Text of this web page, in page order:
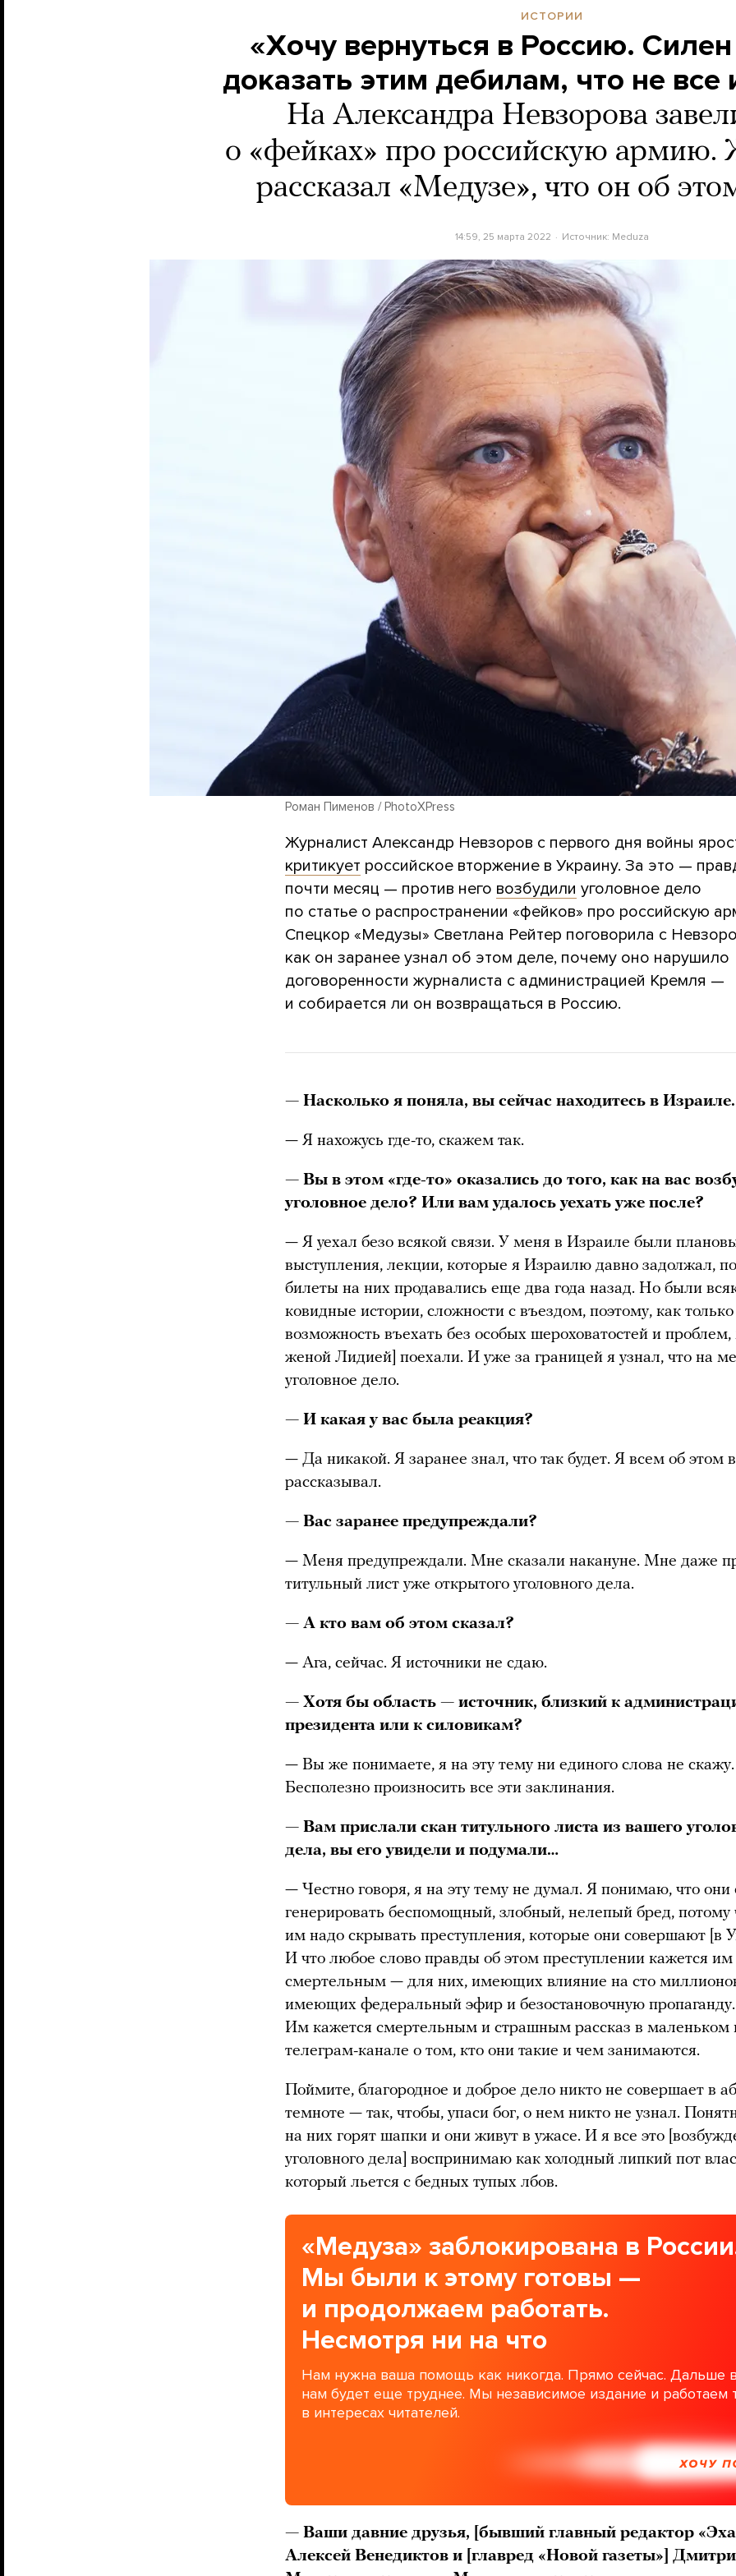
ИСТОРИИ
«Хочу вернуться в Россию.
доказать этим дебилам, что не все
На Александра Невзорова
о «фейках» про российскую армию.
рассказал «Медузе», что он об
14:59, 25 марта 2022 Источник: Meduza
Роман Пименов / PhotoXPress
Журналист Александр Невзоров с первого дня войны
критикует российское вторжение в Украину. За это —
почти месяц — против него возбудили уголовное дело
по статье о распространении «фейков» про российскую
Спецкор «Медузы» Светлана Рейтер поговорила с
как он заранее узнал об этом деле, почему оно нарушило
договоренности журналиста с администрацией Кремля —
и собирается ли он возвращаться в Россию.
— Насколько я поняла, вы сейчас находитесь в Израиле.
— Я нахожусь где-то, скажем так.
— Вы в этом «где-то» оказались до того, как на вас
уголовное дело? Или вам удалось уехать уже после?
— Я уехал безо всякой связи. У меня в Израиле были
выступления, лекции, которые я Израилю давно задолжал,
билеты на них продавались еще два года назад. Но были
ковидные истории, сложности с въездом, поэтому, как
возможность въехать без особых шероховатостей и
женой Лидией] поехали. И уже за границей я узнал, что на
уголовное дело.
— И какая у вас была реакция?
— Да никакой. Я заранее знал, что так будет. Я всем об этом
рассказывал.
— Вас заранее предупреждали?
— Меня предупреждали. Мне сказали накануне. Мне даже
титульный лист уже открытого уголовного дела.
— А кто вам об этом сказал?
— Ага, сейчас. Я источники не сдаю.
— Хотя бы область — источник, близкий к
президента или к силовикам?
— Вы же понимаете, я на эту тему ни единого слова не скажу.
Бесполезно произносить все эти заклинания.
— Вам прислали скан титульного листа из вашего
дела, вы его увидели и подумали…
— Честно говоря, я на эту тему не думал. Я понимаю, что они
генерировать беспомощный, злобный, нелепый бред, потому
им надо скрывать преступления, которые они совершают [в
И что любое слово правды об этом преступлении кажется
смертельным — для них, имеющих влияние на сто
имеющих федеральный эфир и безостановочную пропаганду.
Им кажется смертельным и страшным рассказ в
телеграм-канале о том, кто они такие и чем занимаются.
Поймите, благородное и доброе дело никто не совершает в
темноте — так, чтобы, упаси бог, о нем никто не узнал.
на них горят шапки и они живут в ужасе. И я все это
уголовного дела] воспринимаю как холодный липкий пот
который льется с бедных тупых лбов.
«Медуза» заблокирована в
Мы были к этому готовы —
и продолжаем работать.
Несмотря ни на что
Нам нужна ваша помощь как никогда. Прямо сейчас. Дальше
нам будет еще труднее. Мы независимое издание и работаем
в интересах читателей.
ХОЧУ
— Ваши давние друзья, [бывший главный редактор
Алексей Венедиктов и [главред «Новой газеты»]